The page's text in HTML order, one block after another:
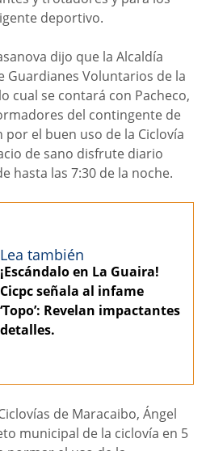
deportivo.
dijo que la Alcaldía
Guardianes Voluntarios de la
cual se contará con Pacheco,
del contingente de
el buen uso de la Ciclovía
de sano disfrute diario
hasta las 7:30 de la noche.
Lea también
¡Escándalo en La Guaira!
Cicpc señala al infame
‘Topo’: Revelan impactantes
detalles.
de Maracaibo, Ángel
municipal de la ciclovía en 5